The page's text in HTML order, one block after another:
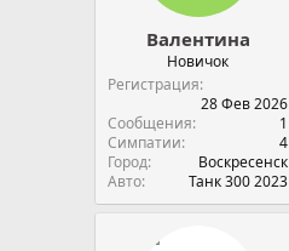
Валентина
Новичок
Регистрация
28 Фев 2026
Сообщения
1
Симпатии
4
Город
Воскресенск
Авто
Танк 300 2023